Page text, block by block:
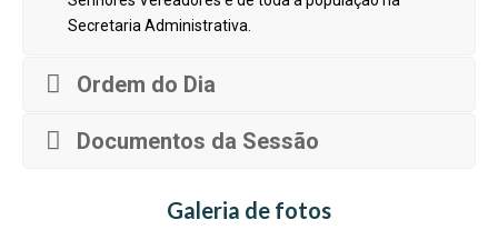
Secretaria Administrativa.
Ordem do Dia
Documentos da Sessão
Galeria de fotos